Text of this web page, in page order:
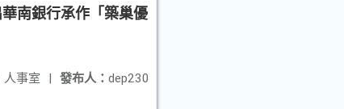
南銀行承作「築巢優
發布人： dep230
人事室 |